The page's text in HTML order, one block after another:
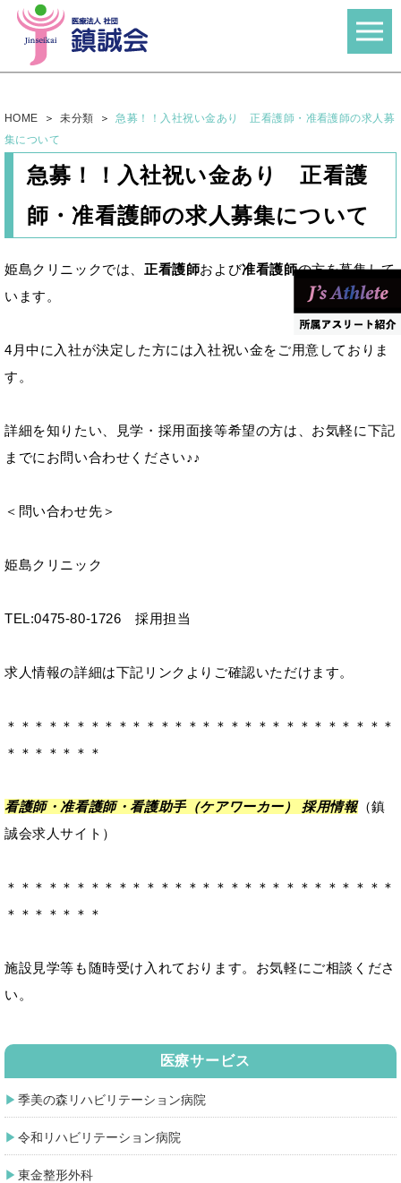
HOME 未分類
急募！！入社祝い金あり 正看護師・准看護師の求人募
集について
急募！！入社祝い金あり 正看護
師・准看護師の求人募集について
姫島クリニックでは、 正看護師および准看護師の方を募集して
います。
4月中に入社が決定した方には入社祝い金をご用意しておりま
す。
詳細を知りたい、見学・採用面接等希望の方は、お気軽に下記
までにお問い合わせください♪♪
＜問い合わせ先＞
姫島クリニック
TEL:0475-80-1726 採用担当
求人情報の詳細は下記リンクよりご確認いただけます。
＊＊＊＊＊＊＊＊＊＊＊＊＊＊＊＊＊＊＊＊＊＊＊＊＊＊＊＊
＊＊＊＊＊＊＊
看護師・准看護師・看護助手（ケアワーカー） 採用情報（鎮
誠会求人サイト）
＊＊＊＊＊＊＊＊＊＊＊＊＊＊＊＊＊＊＊＊＊＊＊＊＊＊＊＊
＊＊＊＊＊＊＊
施設見学等も随時受け入れております。お気軽にご相談くださ
い。
医療サービス
季美の森リハビリテーション病院
令和リハビリテーション病院
東金整形外科